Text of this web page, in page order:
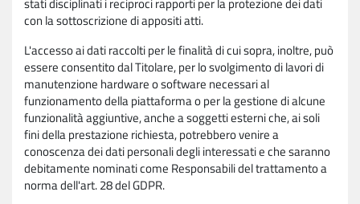
con la sottoscrizione di appositi atti.
L'accesso ai dati raccolti per le finalità di cui sopra, inoltre, può
essere consentito dal Titolare, per lo svolgimento di lavori di
manutenzione hardware o software necessari al
funzionamento della piattaforma o per la gestione di alcune
funzionalità aggiuntive, anche a soggetti esterni che, ai soli
fini della prestazione richiesta, potrebbero venire a
conoscenza dei dati personali degli interessati e che saranno
debitamente nominati come Responsabili del trattamento a
norma dell'art. 28 del GDPR.